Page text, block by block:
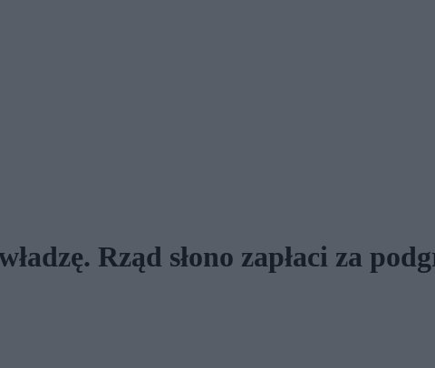
Rząd słono zapłaci za